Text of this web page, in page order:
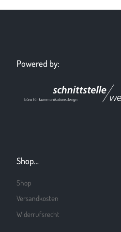
Powered by:
Shop…
Shop
Versandkosten
Widerrufsrecht